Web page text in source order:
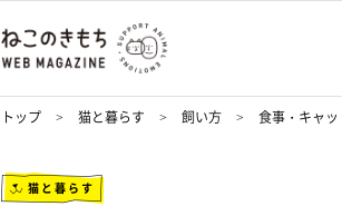
トップ 猫と暮らす 飼い方 食事・キャ
猫と暮らす